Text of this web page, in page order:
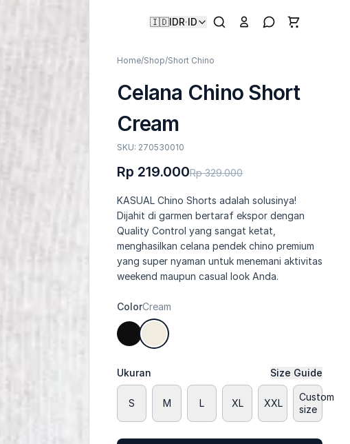
🇮🇩IDR·ID
Home/Shop/Short Chino
Celana Chino Short
Cream
SKU: 270530010
Rp 219.000Rp 329.000
KASUAL Chino Shorts adalah solusinya!
Dijahit di garmen bertaraf ekspor dengan
Quality Control yang sangat ketat,
menghasilkan celana pendek chino premium
yang super nyaman untuk menemani aktivitas
weekend maupun casual look Anda.
ColorCream
Ukuran Size Guide
S M L XL XXL
Custom
size